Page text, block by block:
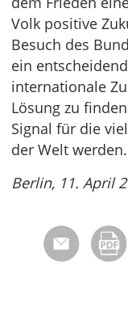
Volk positive
Besuch des
ein
internationale
Lösung zu
Signal für die
der Welt werden.
Berlin, 11. April